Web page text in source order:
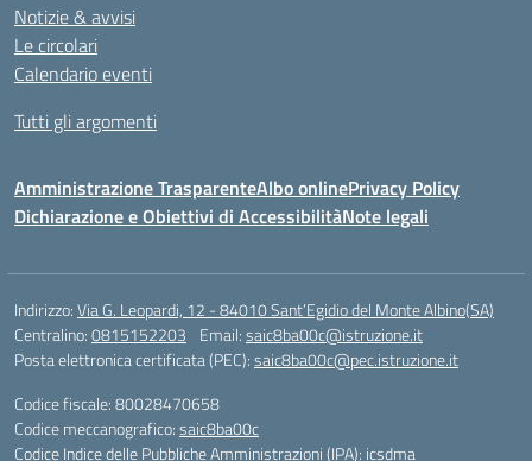
Notizie & avvisi
Le circolari
Calendario eventi
Tutti gli argomenti
Amministrazione TrasparenteAlbo onlinePrivacy Policy
Dichiarazione e Obiettivi di AccessibilitàNote legali
Indirizzo:Via G. Leopardi, 12 - 84010 Sant’Egidio del Monte Albino(SA)
Centralino:0815152203 Email:saic8ba00c@istruzione.it
Posta elettronica certificata (PEC):saic8ba00c@pec.istruzione.it
Codice fiscale: 80028470658
Codice meccanografico:saic8ba00c
Codice Indice delle Pubbliche Amministrazioni (IPA): icsdma